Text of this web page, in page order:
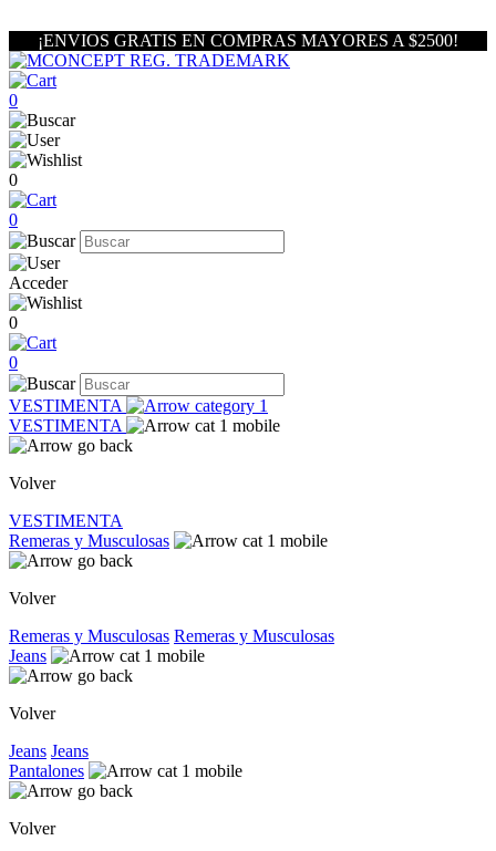
¡ENVIOS GRATIS EN COMPRAS MAYORES A $2500!
0
0
0
Acceder
0
0
VESTIMENTA
VESTIMENTA
Volver
VESTIMENTA
Remeras y Musculosas
Volver
Remeras y Musculosas Remeras y Musculosas
Jeans
Volver
Jeans Jeans
Pantalones
Volver